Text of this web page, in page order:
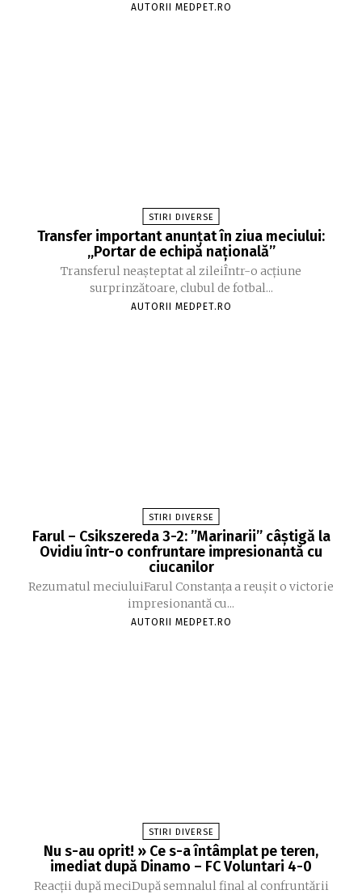
AUTORII MEDPET.RO
STIRI DIVERSE
Transfer important anunțat în ziua meciului:
„Portar de echipă națională”
Transferul neașteptat al zileiÎntr-o acțiune
surprinzătoare, clubul de fotbal...
AUTORII MEDPET.RO
STIRI DIVERSE
Farul – Csikszereda 3-2: ”Marinarii” câștigă la
Ovidiu într-o confruntare impresionantă cu
ciucanilor
Rezumatul meciuluiFarul Constanța a reușit o victorie
impresionantă cu...
AUTORII MEDPET.RO
STIRI DIVERSE
Nu s-au oprit! » Ce s-a întâmplat pe teren,
imediat după Dinamo – FC Voluntari 4-0
Reacții după meciDupă semnalul final al confruntării